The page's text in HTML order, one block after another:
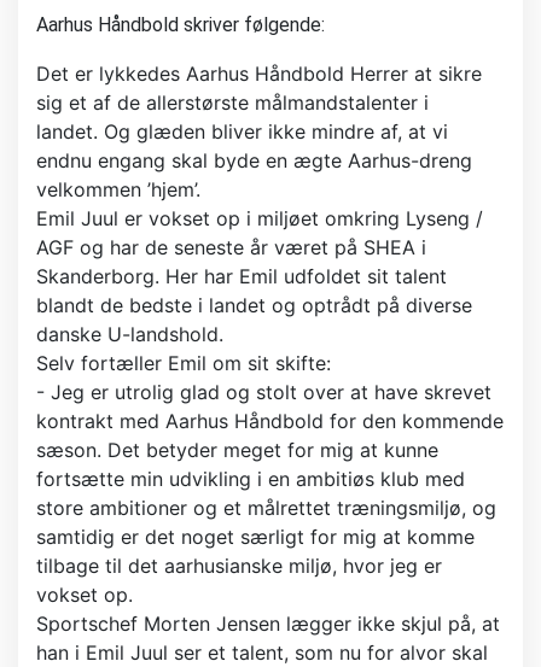
Aarhus Håndbold skriver følgende:
Det er lykkedes Aarhus Håndbold Herrer at sikre
sig et af de allerstørste målmandstalenter i
landet. Og glæden bliver ikke mindre af, at vi
endnu engang skal byde en ægte Aarhus-dreng
velkommen ’hjem’.
Emil Juul er vokset op i miljøet omkring Lyseng /
AGF og har de seneste år været på SHEA i
Skanderborg. Her har Emil udfoldet sit talent
blandt de bedste i landet og optrådt på diverse
danske U-landshold.
Selv fortæller Emil om sit skifte:
- Jeg er utrolig glad og stolt over at have skrevet
kontrakt med Aarhus Håndbold for den kommende
sæson. Det betyder meget for mig at kunne
fortsætte min udvikling i en ambitiøs klub med
store ambitioner og et målrettet træningsmiljø, og
samtidig er det noget særligt for mig at komme
tilbage til det aarhusianske miljø, hvor jeg er
vokset op.
Sportschef Morten Jensen lægger ikke skjul på, at
han i Emil Juul ser et talent, som nu for alvor skal